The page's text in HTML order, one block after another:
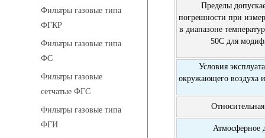
Фильтры газовые типа
ФГКР
Фильтры газовые типа
ФС
Фильтры газовые
сетчатые ФГС
Фильтры газовые типа
ФГИ
Пределы
погрешности при
в диапазоне
50С для
Условия
окружающего воздуха
Атмосферное